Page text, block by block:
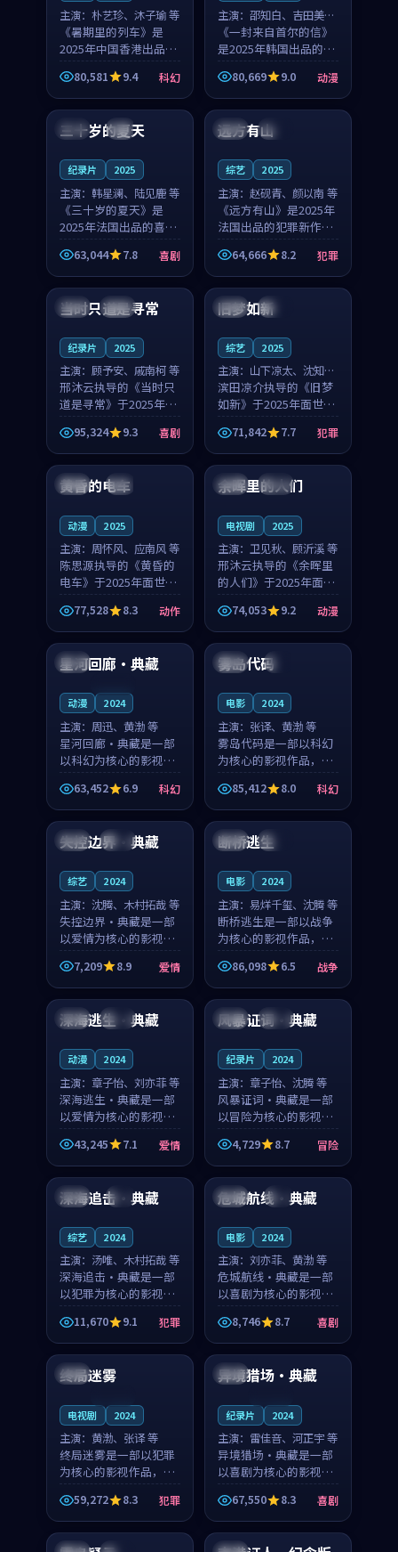
主演： 朴艺珍、沐子瑜 等
《暑期里的列车》是
2025年中国香港出品的
科幻新作，主创团队希
望用城市夜归人的故事
让观众停下来想一想。
朴艺珍领衔，沐子瑜担
任重要角色，郑书延的
80,581 9.4 科幻
主演： 邵知白、吉田美琴
等
《一封来自首尔的信》
是2025年韩国出品的动
漫新作，主创团队希望
用高考往事的故事让观
众停下来想一想。邵知
重要角色，谢承南的
80,669 9.0 动漫
法国 4K
三十岁的夏天
纪录片 2025
主演： 韩星澜、陆见鹿 等
《三十岁的夏天》是
2025年法国出品的喜剧
新作，主创团队希望用
深夜电台的故事让观众
停下来想一想。韩星澜
角色，山田纯一的叙事
63,044 7.8 喜剧
法国 独播
远方有山
综艺 2025
主演： 赵砚青、颜以南 等
《远方有山》是2025年
法国出品的犯罪新作，
主创团队希望用高校追
梦的故事让观众停下来
想一想。赵砚青领衔，
颜以南担任重要角色，
山田纯一的叙事节奏
64,666 8.2 犯罪
泰国 杜比
当时只道是寻常
纪录片 2025
主演： 顾予安、戚南柯 等
邢沐云执导的《当时只
道是寻常》于2025年面
世，泰国的城市气质与
母女情深的人物心境共
同构筑了影片基调。顾
予安、戚南柯用细腻的
表演撑起整部喜剧电
95,324 9.3 喜剧
中国 高分
旧梦如新
综艺 2025
主演： 山下凉太、沈知韵
等
滨田凉介执导的《旧梦
如新》于2025年面世，
中国台湾的城市气质与
异国相遇的人物心境共
同构筑了影片基调。山
下凉太、沈知韵用细腻
的表演撑起整部犯罪
71,842 7.7 犯罪
日本 4K
黄昏的电车
动漫 2025
主演： 周怀风、应南风 等
陈思源执导的《黄昏的
电车》于2025年面世，
日本的城市气质与渔村
故事的人物心境共同构
筑了影片基调。周怀
风、应南风用细腻的表
演撑起整部动作电影，
77,528 8.3 动作
泰国 完结
余晖里的人们
电视剧 2025
主演： 卫见秋、顾沂溪 等
邢沐云执导的《余晖里
的人们》于2025年面
世，泰国的城市气质与
小镇生活的人物心境共
同构筑了影片基调。卫
见秋、顾沂溪用细腻的
表演撑起整部动漫电
74,053 9.2 动漫
美国
星河回廊·典藏
动漫 2024
主演： 周迅、黄渤 等
星河回廊·典藏是一部
以科幻为核心的影视作
品，围绕危机、反转与
人物成长展开，整体节
奏紧凑，值得推荐观
看。
63,452 6.9 科幻
韩国 4K
雾岛代码
电影 2024
主演： 张译、黄渤 等
雾岛代码是一部以科幻
为核心的影视作品，围
绕危机、反转与人物成
长展开，整体节奏紧
凑，值得推荐观看。
85,412 8.0 科幻
中国 独播
失控边界·典藏
综艺 2024
主演： 沈腾、木村拓哉 等
失控边界·典藏是一部
以爱情为核心的影视作
品，围绕危机、反转与
人物成长展开，整体节
奏紧凑，值得推荐观
看。
7,209 8.9 爱情
中国 高分
断桥逃生
电影 2024
主演： 易烊千玺、沈腾 等
断桥逃生是一部以战争
为核心的影视作品，围
绕危机、反转与人物成
长展开，整体节奏紧
凑，值得推荐观看。
86,098 6.5 战争
中国 高分
深海逃生·典藏
动漫 2024
主演： 章子怡、刘亦菲 等
深海逃生·典藏是一部
以爱情为核心的影视作
品，围绕危机、反转与
人物成长展开，整体节
奏紧凑，值得推荐观
43,245 7.1 爱情
美国 独播
风暴证词·典藏
纪录片 2024
主演： 章子怡、沈腾 等
风暴证词·典藏是一部
以冒险为核心的影视作
品，围绕危机、反转与
人物成长展开，整体节
奏紧凑，值得推荐观
看。
4,729 8.7 冒险
韩国 4K
深海追击·典藏
综艺 2024
主演： 汤唯、木村拓哉 等
深海追击·典藏是一部
以犯罪为核心的影视作
品，围绕危机、反转与
人物成长展开，整体节
奏紧凑，值得推荐观
看。
11,670 9.1 犯罪
中国 4K
危城航线·典藏
电影 2024
主演： 刘亦菲、黄渤 等
危城航线·典藏是一部
以喜剧为核心的影视作
品，围绕危机、反转与
人物成长展开，整体节
奏紧凑，值得推荐观
看。
8,746 8.7 喜剧
韩国
终局迷雾
电视剧 2024
主演： 黄渤、张译 等
终局迷雾是一部以犯罪
为核心的影视作品，围
绕危机、反转与人物成
长展开，整体节奏紧
凑，值得推荐观看。
59,272 8.3 犯罪
日本
异境猎场·典藏
纪录片 2024
主演： 雷佳音、河正宇 等
异境猎场·典藏是一部
以喜剧为核心的影视作
品，围绕危机、反转与
人物成长展开，整体节
奏紧凑，值得推荐观
看。
67,550 8.3 喜剧